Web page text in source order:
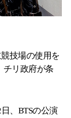
技場の使用を
チリ政府が条
、BTSの公演